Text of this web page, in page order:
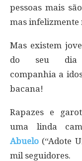
pessoas mais
mas infelizmente
Mas existem
do seu
companhia a
bacana!
Rapazes e
uma linda
Abuelo (“Adote
mil seguidores.